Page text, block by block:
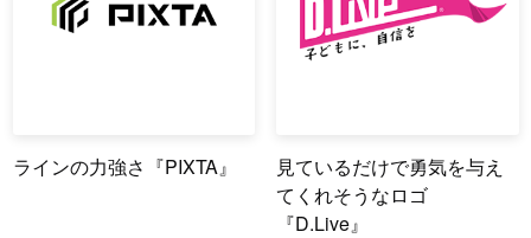
ラインの力強さ『PIXTA』
見ているだけで勇気を与え
てくれそうなロゴ
『D.Live』